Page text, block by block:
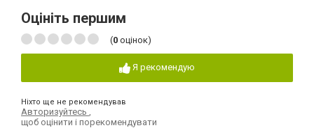
Оцініть першим
(0 оцінок)
Я рекомендую
Ніхто ще не рекомендував
Авторизуйтесь
щоб оцінити і порекомендувати